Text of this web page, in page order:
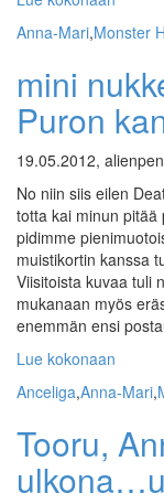
Anna-Mari,Monster
mini
Puron
19.05.2012,
No niin siis eilen
totta kai minun pitää
pidimme
muistikortin kanssa
Viisitoista kuvaa tuli
mukanaan myös
enemmän ensi
Lue kokonaan
Anceliga,Anna-Mari,
Tooru,